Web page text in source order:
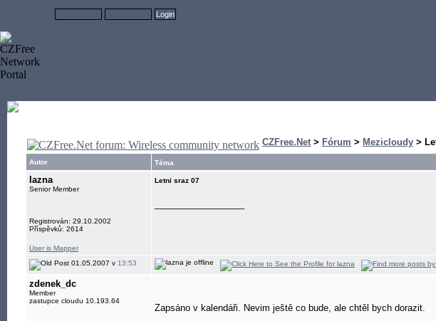
CZFree.Net > Fórum > Mezicloudy >
Autor
Téma
lazna
Senior Member
Registrován: 29.10.2002
Příspěvků: 2614
User is Mapper
Letni sraz 07
01.05.2007 v 13:53
zdenek_dc
Member
zastupce cloudu 10.193.64
Zapsáno v kalendáři. Nevim ještě co bude, ale chtěl bych dorazit.